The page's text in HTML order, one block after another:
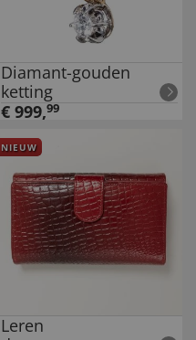
Diamant-gouden
ketting
€ 999,99
NIEUW
Leren